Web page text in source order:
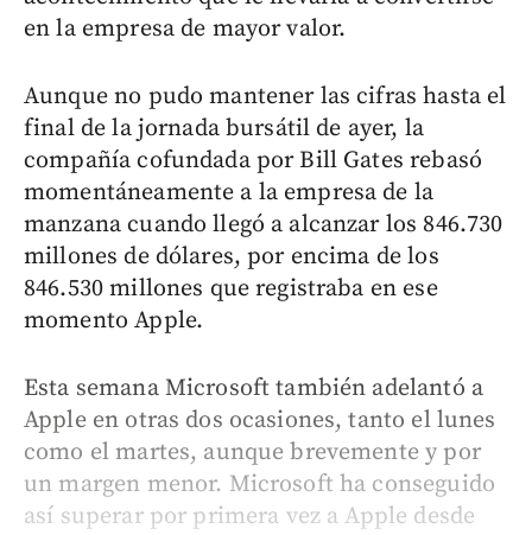
en la empresa de mayor valor.
Aunque no pudo mantener las cifras hasta el
final de la jornada bursátil de ayer, la
compañía cofundada por Bill Gates rebasó
momentáneamente a la empresa de la
manzana cuando llegó a alcanzar los 846.730
millones de dólares, por encima de los
846.530 millones que registraba en ese
momento Apple.
Esta semana Microsoft también adelantó a
Apple en otras dos ocasiones, tanto el lunes
como el martes, aunque brevemente y por
un margen menor. Microsoft ha conseguido
así superar por primera vez a Apple desde